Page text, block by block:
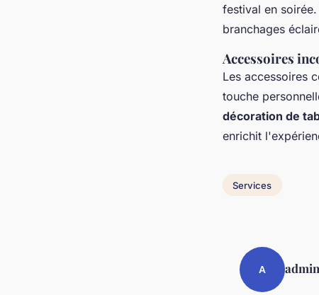
festival en
branchages
Accessoires
Les accessoires
touche
décoration de
enrichit
Services
A admin